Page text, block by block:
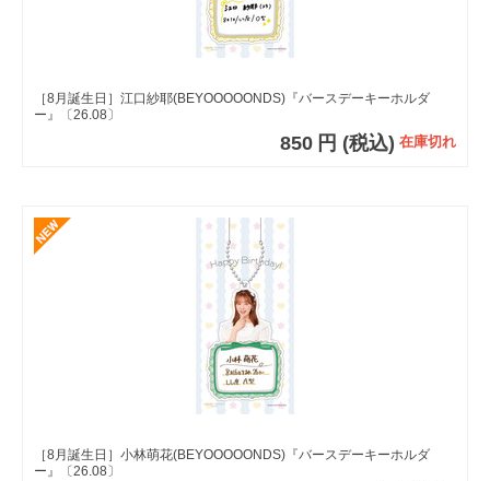
［8月誕生日］江口紗耶(BEYOOOOONDS)『バースデーキーホルダ
ー』〔26.08〕
850 円 (税込) 在庫切れ
［8月誕生日］小林萌花(BEYOOOOONDS)『バースデーキーホルダ
ー』〔26.08〕